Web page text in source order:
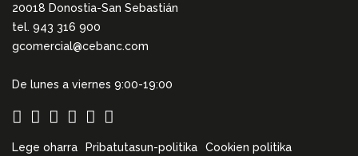
20018 Donostia-San Sebastián
tel. 943 316 900
gcomercial@cebanc.com
De lunes a viernes 9:00-19:00
Lege oharra Pribatutasun-politika
Cookien politika